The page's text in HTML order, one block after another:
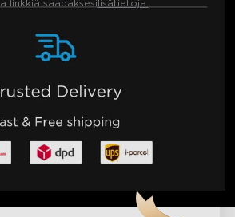
linkkiä saadaksesilisätietoja.